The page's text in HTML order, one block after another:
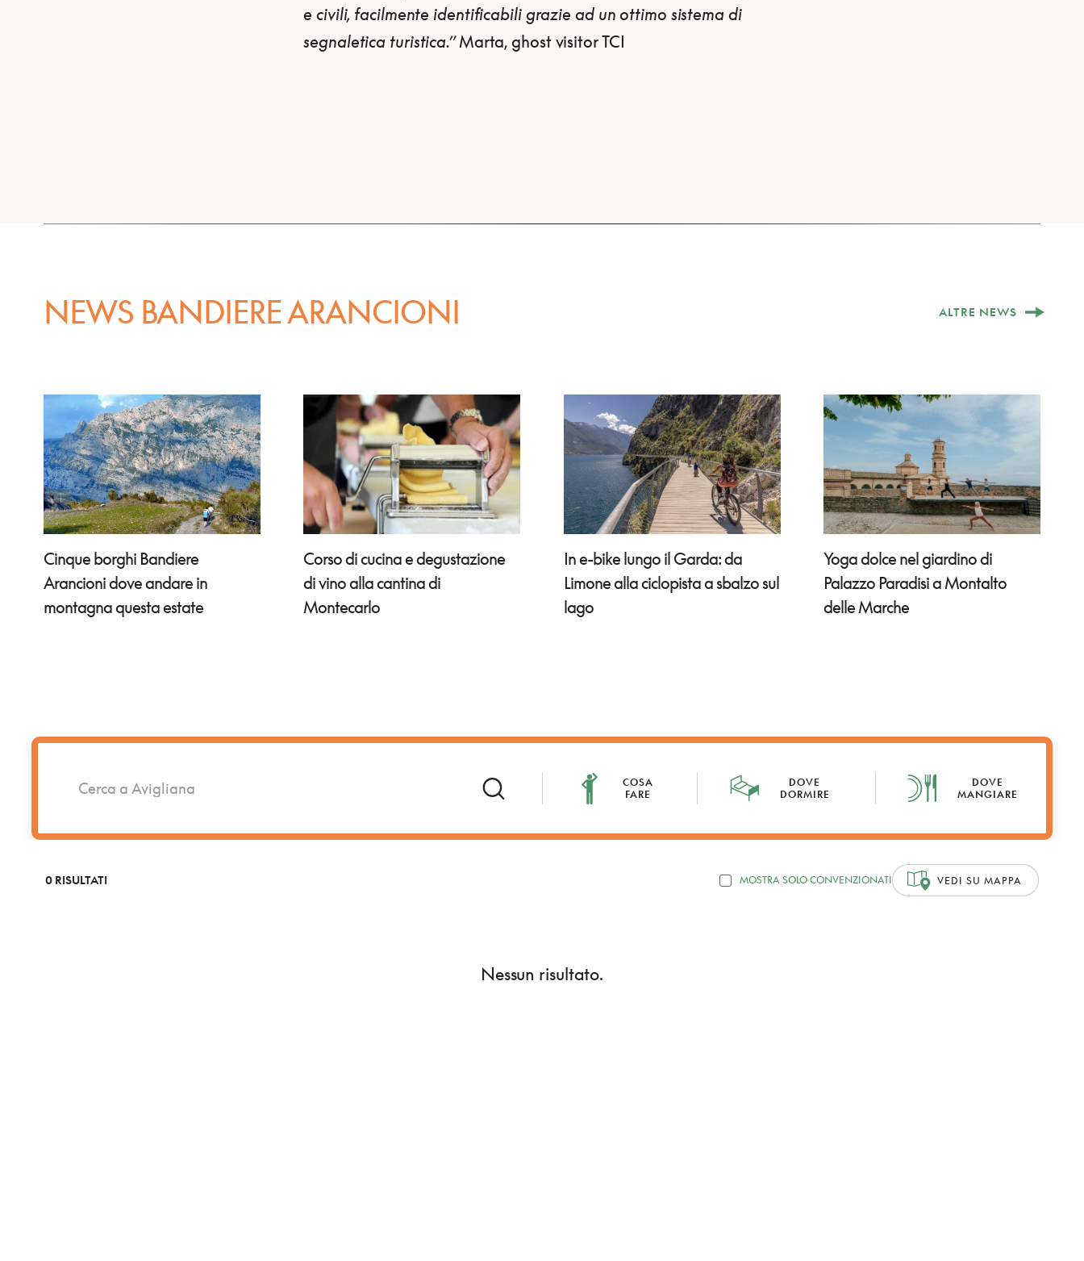
e civili, facilmente identificabili grazie ad unottimo sistema di
segnaletica turistica.”Marta, ghost visitor TCI
COSA
FARE
DOVE
DORMIRE
DOVE
MANGIARE
0 RISULTATI MOSTRA SOLO CONVENZIONATI VEDI SU MAPPA
Nessun risultato.
NEWS BANDIERE ARANCIONI ALTRE NEWS
Cinque borghi Bandiere
Arancioni dove andare in
montagna questa estate
Corso di cucina e degustazione
di vino alla cantina di
Montecarlo
In e-bike lungo il Garda: da
Limone alla ciclopista a sbalzo sul
lago
Yoga dolce nel giardino di
Palazzo Paradisi a Montalto
delle Marche